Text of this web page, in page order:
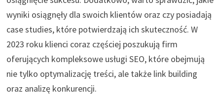
wyniki osiągnęły dla swoich klientów oraz czy posiadają
case studies, które potwierdzają ich skuteczność. W
2023 roku klienci coraz częściej poszukują firm
oferujących kompleksowe usługi SEO, które obejmują
nie tylko optymalizację treści, ale także link building
oraz analizę konkurencji.